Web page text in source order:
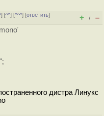
] [^^] [^^^] [ответить]
+ / –
дистра Линукс